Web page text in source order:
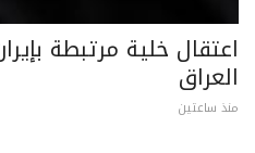
اعتقال خلية مرتبطة
العراق
منذ ساعتين